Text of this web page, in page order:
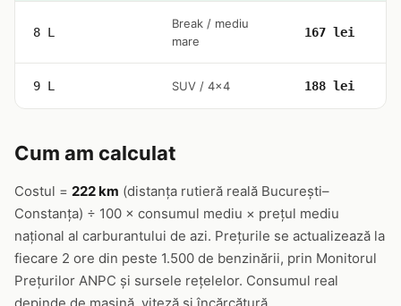
8 L
Break / mediu
mare
167 lei
9 L SUV / 4x4 188 lei
Cum am calculat
Costul = 222 km (distanța rutieră reală București–
Constanța) ÷ 100 × consumul mediu × prețul mediu
național al carburantului de azi. Prețurile se actualizează la
fiecare 2 ore din peste 1.500 de benzinării, prin Monitorul
Prețurilor ANPC și sursele rețelelor. Consumul real